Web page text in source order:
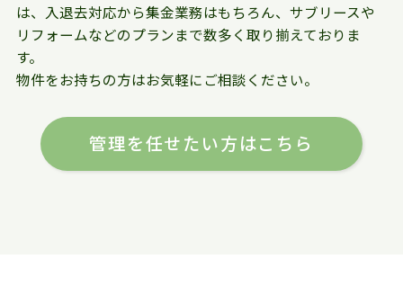
は、入退去対応から集金業務はもちろん、サブリースや
リフォームなどのプランまで数多く取り揃えておりま
す。
物件をお持ちの方はお気軽にご相談ください。
管理を任せたい方はこちら